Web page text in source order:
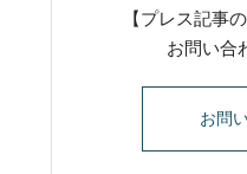
【プレス記事
お問い合
お問